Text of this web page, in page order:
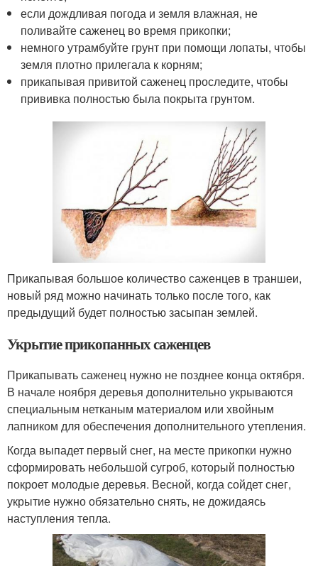
если дождливая погода и земля влажная, не
поливайте саженец во время прикопки;
немного утрамбуйте грунт при помощи лопаты, чтобы
земля плотно прилегала к корням;
прикапывая привитой саженец проследите, чтобы
прививка полностью была покрыта грунтом.
Прикапывая большое количество саженцев в траншеи,
новый ряд можно начинать только после того, как
предыдущий будет полностью засыпан землей.
Укрытие прикопанных саженцев
Прикапывать саженец нужно не позднее конца октября.
В начале ноября деревья дополнительно укрываются
специальным нетканым материалом или хвойным
лапником для обеспечения дополнительного утепления.
Когда выпадет первый снег, на месте прикопки нужно
сформировать небольшой сугроб, который полностью
покроет молодые деревья. Весной, когда сойдет снег,
укрытие нужно обязательно снять, не дожидаясь
наступления тепла.